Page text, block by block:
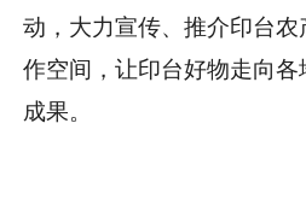
动， 大力宣传、推介印台
作空间，让印台好物走向
成果。